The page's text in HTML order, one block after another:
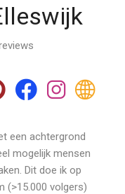
een achtergrond
mogelijk mensen
Dit doe ik op
(>15.000 volgers)